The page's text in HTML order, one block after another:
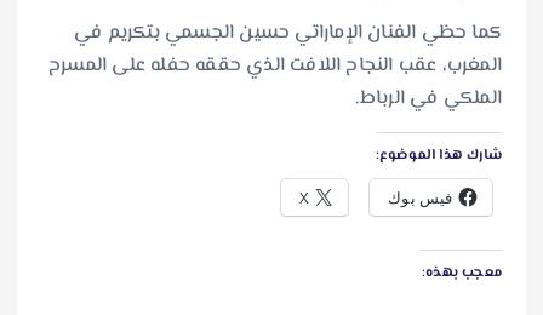
كما حظي الفنان الإماراتي حسين الجسمي بتكريم في
المغرب، عقب النجاح اللافت الذي حققه حفله على المسرح
الملكي في الرباط.
شارك هذا الموضوع:
فيس بوك X
معجب بهذه: